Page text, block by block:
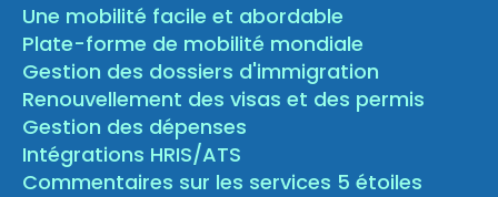
Une mobilité facile et abordable
Plate-forme de mobilité mondiale
Gestion des dossiers d'immigration
Renouvellement des visas et des permis
Gestion des dépenses
Intégrations HRIS/ATS
Commentaires sur les services 5 étoiles